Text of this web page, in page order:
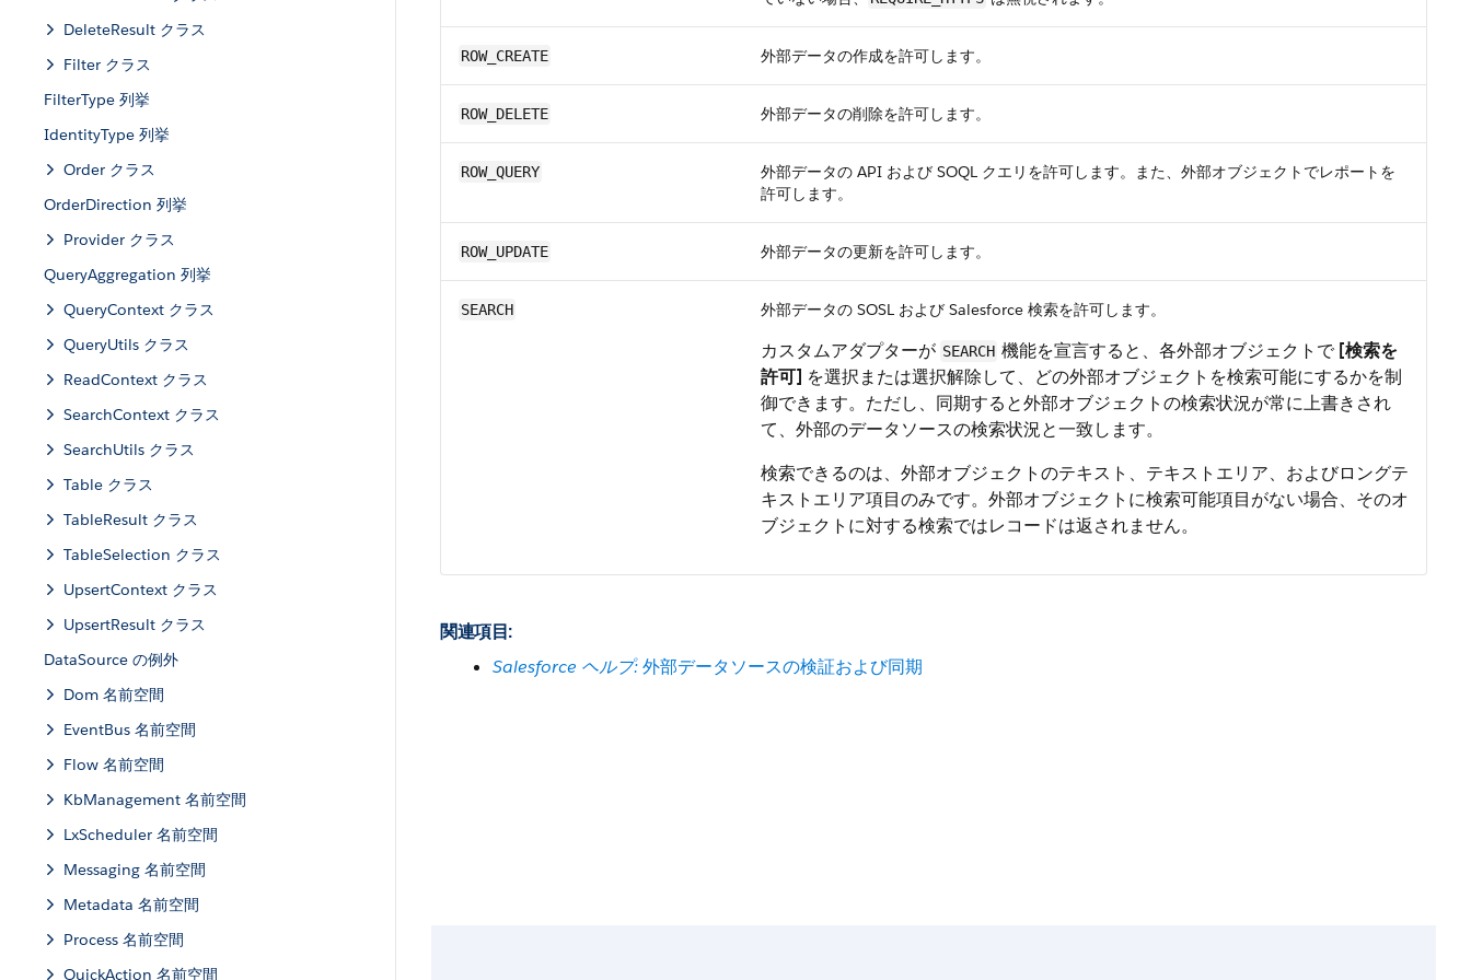
DeleteResult クラス
Filter クラス
FilterType 列挙
IdentityType 列挙
Order クラス
OrderDirection 列挙
Provider クラス
QueryAggregation 列挙
QueryContext クラス
QueryUtils クラス
ReadContext クラス
SearchContext クラス
SearchUtils クラス
Table クラス
TableResult クラス
TableSelection クラス
UpsertContext クラス
UpsertResult クラス
DataSource の例外
Dom 名前空間
EventBus 名前空間
Flow 名前空間
KbManagement 名前空間
LxScheduler 名前空間
Messaging 名前空間
Metadata 名前空間
Process 名前空間
QuickAction 名前空間
ROW_CREATE 外部データの作成を許可します。
ROW_DELETE 外部データの削除を許可します。
ROW_QUERY
外部データの API および SOQL クエリを許可します。また、外部オブジェクトでレポートを
許可します。
ROW_UPDATE 外部データの更新を許可します。
SEARCH 外部データの SOSL および Salesforce 検索を許可します。
カスタムアダプターが SEARCH 機能を宣言すると、各外部オブジェクトで [検索を
許可] を選択または選択解除して、どの外部オブジェクトを検索可能にするかを制
御できます。ただし、同期すると外部オブジェクトの検索状況が常に上書きされ
て、外部のデータソースの検索状況と一致します。
検索できるのは、外部オブジェクトのテキスト、テキストエリア、およびロングテ
キストエリア項目のみです。外部オブジェクトに検索可能項目がない場合、そのオ
ブジェクトに対する検索ではレコードは返されません。
関連項目:
Salesforce ヘルプ:外部データソースの検証および同期